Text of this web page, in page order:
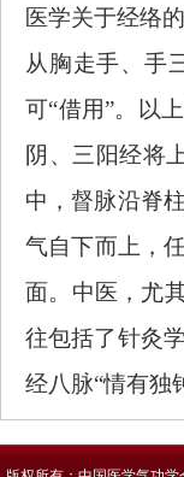
医学关于经络
从胸走手、手
可“借用”。以
阴、三阳经将
中，督脉沿脊
气自下而上，
面。中医，尤
往包括了针灸
经八脉“情有独